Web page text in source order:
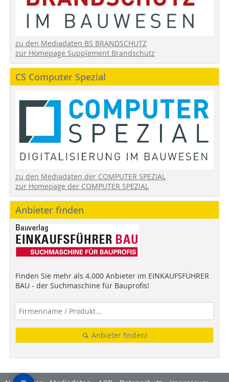
zu den Mediadaten BS BRANDSCHUTZ
zur Homepage Supplement Brandschutz
CS Computer Spezial
zu den Mediadaten der COMPUTER SPEZIAL
zur Homepage der COMPUTER SPEZIAL
Anbieter finden
Finden Sie mehr als 4.000 Anbieter im EINKAUFSFÜHRER
BAU - der Suchmaschine für Bauprofis!
Anbieter finden!